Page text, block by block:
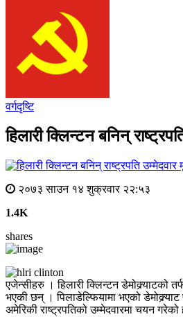
वर्गदृष्टि
हिलारी क्लिन्टन बनिन्
२०७३ साउन १४ शुक्रवार २२:५३
1.4K
shares
एजेन्सीहरु । हिलारी क्लिन्टन डेमोक्र्याटको
भएकी छन् । पिलाडेल्फियामा भएको
अमेरिकी राष्ट्रपतिको उम्मेदवारमा चयन गरेको